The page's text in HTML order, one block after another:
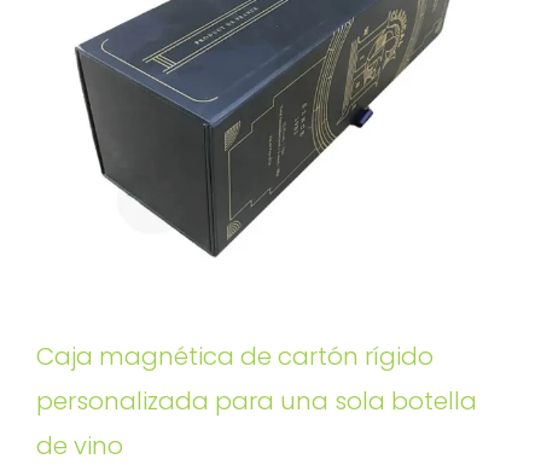
Caja magnética de cartón rígido
personalizada para una sola botella
de vino